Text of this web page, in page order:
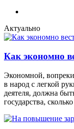
Актуально
Как экономно
Экономной,
в народ с легкой
деятеля, должна
государства,